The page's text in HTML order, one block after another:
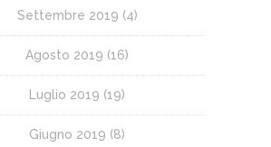
Settembre 2019 (4)
Agosto 2019 (16)
Luglio 2019 (19)
Giugno 2019 (8)